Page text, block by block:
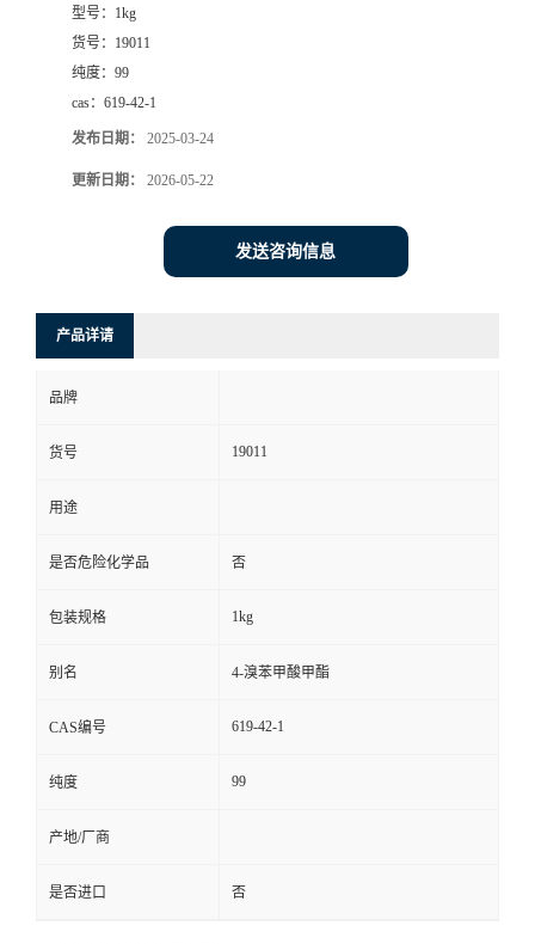
型号： 1kg
货号： 19011
纯度： 99
cas： 619-42-1
发布日期： 2025-03-24
更新日期： 2026-05-22
发送咨询信息
产品详请
品牌
货号 19011
用途
是否危险化学品 否
包装规格 1kg
别名 4-溴苯甲酸甲酯
CAS编号 619-42-1
纯度 99
产地/厂商
是否进口 否